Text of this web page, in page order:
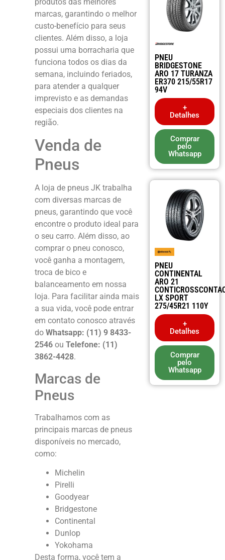
marcas, garantindo o melhor
custo-benefício para seus
clientes. Além disso, a loja
possui uma borracharia que
funciona todos os dias da
semana, incluindo feriados,
para atender a qualquer
imprevisto e as demandas
especiais dos clientes na
região.
Venda de
Pneus
A loja de pneus JK trabalha
com diversas marcas de
pneus, garantindo que você
encontre o produto ideal para
o seu carro. Além disso, ao
comprar o pneu conosco,
você ganha a montagem,
troca de bico e
balanceamento em nossa
loja. Para facilitar ainda mais
a sua vida, você pode entrar
em contato conosco através
doWhatsapp: (11) 9 8433-
2546 ouTelefone: (11)
3862-4428.
Marcas de
Pneus
Trabalhamos com as
principais marcas de pneus
disponíveis no mercado,
como:
Michelin
Pirelli
Goodyear
Bridgestone
Continental
Dunlop
Yokohama
Desta forma, você tem a
PNEU
BRIDGESTONE
ARO 17 TURANZA
ER370 215/55R17
94V
+
Detalhes
Comprar
pelo
Whatsapp
PNEU
CONTINENTAL
ARO 21
LX SPORT
275/45R21 110Y
+
Detalhes
Comprar
pelo
Whatsapp